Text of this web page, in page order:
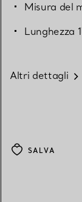
Misura del
Lunghezza
Altri dettagli
SALVA